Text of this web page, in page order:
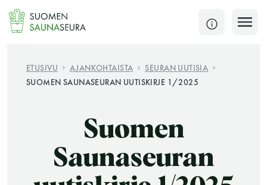
Siirry
sisältöön
SULJE
KATSO TARKEMMAT AUKIOLOAJAT
JÄSENSIVUT
ETUSIVU AJANKOHTAISTA
SEURAN UUTISIA
SUOMEN SAUNASEURAN UUTISKIRJE 1/2025
Suomen
Saunaseuran